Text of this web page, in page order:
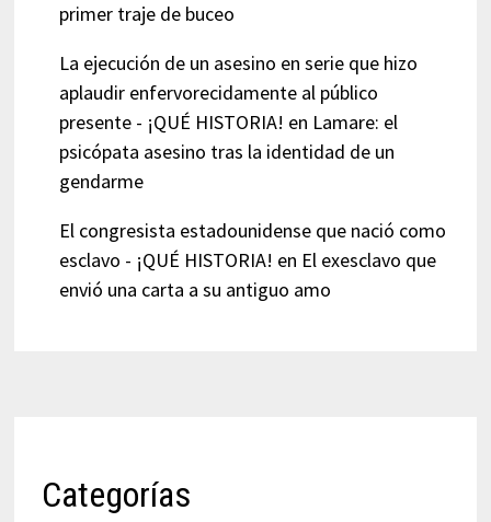
primer traje de buceo
La ejecución de un asesino en serie que hizo
aplaudir enfervorecidamente al público
presente - ¡QUÉ HISTORIA! en Lamare: el
psicópata asesino tras la identidad de un
gendarme
El congresista estadounidense que nació como
esclavo - ¡QUÉ HISTORIA! en El exesclavo que
envió una carta a su antiguo amo
Categorías